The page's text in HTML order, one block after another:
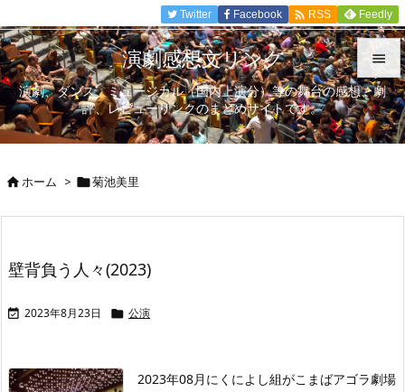


メニュ

Twitter Facebook  RSS Feedly
演劇感想文リンク
演劇、ダンス、ミュージカル（国内上演分）等の舞台の感想、劇
評、レビューリンクのまとめサイトです。
ホーム > 菊池美里
壁背負う人々(2023)
 2023年8月23日  公演
2023年08月にくによし組がこまばアゴラ劇場